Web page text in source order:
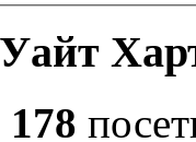
178